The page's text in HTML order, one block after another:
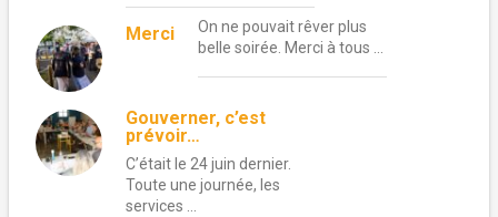
Merci
On ne pouvait rêver plus
belle soirée. Merci à tous …
Gouverner, c’est
prévoir…
C’était le 24 juin dernier.
Toute une journée, les
services …